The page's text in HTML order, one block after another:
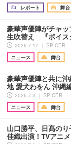
レポート
舞台
豪華声優陣がチャ
生吹替え 『ボイス
2026.7.17 ｜ SPICER
ニュース
舞台
豪華声優陣と共に
地 愛犬わをん 沖
2026.7.3 ｜ SPICER
ニュース
舞台
山口勝平、日髙の
佳織出演！TVアニ